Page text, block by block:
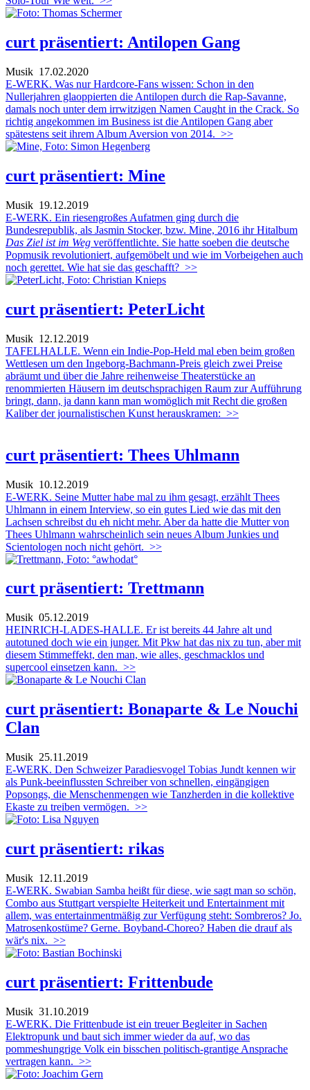
curt präsentiert: Antilopen Gang
Musik 17.02.2020
E-WERK. Was nur Hardcore-Fans wissen: Schon in den
Nullerjahren glaoppierten die Antilopen durch die Rap-Savanne,
damals noch unter dem irrwitzigen Namen Caught in the Crack. So
richtig angekommen im Business ist die Antilopen Gang aber
spätestens seit ihrem Album Aversion von 2014. >>
curt präsentiert: Mine
Musik 19.12.2019
E-WERK. Ein riesengroßes Aufatmen ging durch die
Bundesrepublik, als Jasmin Stocker, bzw. Mine, 2016 ihr Hitalbum
Das Ziel ist im Weg veröffentlichte. Sie hatte soeben die deutsche
Popmusik revolutioniert, aufgemöbelt und wie im Vorbeigehen auch
noch gerettet. Wie hat sie das geschafft? >>
curt präsentiert: PeterLicht
Musik 12.12.2019
TAFELHALLE. Wenn ein Indie-Pop-Held mal eben beim großen
Wettlesen um den Ingeborg-Bachmann-Preis gleich zwei Preise
abräumt und über die Jahre reihenweise Theaterstücke an
renommierten Häusern im deutschsprachigen Raum zur Aufführung
bringt, dann, ja dann kann man womöglich mit Recht die großen
Kaliber der journalistischen Kunst herauskramen: >>
curt präsentiert: Thees Uhlmann
Musik 10.12.2019
E-WERK. Seine Mutter habe mal zu ihm gesagt, erzählt Thees
Uhlmann in einem Interview, so ein gutes Lied wie das mit den
Lachsen schreibst du eh nicht mehr. Aber da hatte die Mutter von
Thees Uhlmann wahrscheinlich sein neues Album Junkies und
Scientologen noch nicht gehört. >>
curt präsentiert: Trettmann
Musik 05.12.2019
HEINRICH-LADES-HALLE. Er ist bereits 44 Jahre alt und
autotuned doch wie ein junger. Mit Pkw hat das nix zu tun, aber mit
diesem Stimmeffekt, den man, wie alles, geschmacklos und
supercool einsetzen kann. >>
curt präsentiert: Bonaparte & Le Nouchi
Clan
Musik 25.11.2019
E-WERK. Den Schweizer Paradiesvogel Tobias Jundt kennen wir
als Punk-beeinflussten Schreiber von schnellen, eingängigen
Popsongs, die Menschenmengen wie Tanzherden in die kollektive
Ekaste zu treiben vermögen. >>
curt präsentiert: rikas
Musik 12.11.2019
E-WERK. Swabian Samba heißt für diese, wie sagt man so schön,
Combo aus Stuttgart verspielte Heiterkeit und Entertainment mit
allem, was entertainmentmäßig zur Verfügung steht: Sombreros? Jo.
Matrosenkostüme? Gerne. Boyband-Choreo? Haben die drauf als
wär's nix. >>
curt präsentiert: Frittenbude
Musik 31.10.2019
E-WERK. Die Frittenbude ist ein treuer Begleiter in Sachen
Elektropunk und baut sich immer wieder da auf, wo das
pommeshungrige Volk ein bisschen politisch-grantige Ansprache
vertragen kann. >>